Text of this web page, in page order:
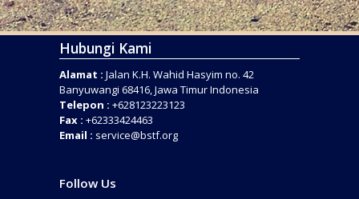
Hubungi Kami
Alamat : Jalan K.H. Wahid Hasyim no. 42
Banyuwangi 68416, Jawa Timur Indonesia
Telepon : +628123223123
Fax : +62333424463
Email : service@bstf.org
Follow Us